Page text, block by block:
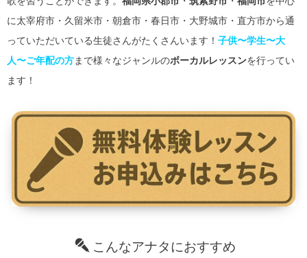
に太宰府市・久留米市・朝倉市・春日市・大野城市・直方市から通
っていただいている生徒さんがたくさんいます！ 子供〜学生〜大
人〜ご年配の方まで様々なジャンルのボーカルレッスンを行ってい
ます！
こんなアナタにおすすめ